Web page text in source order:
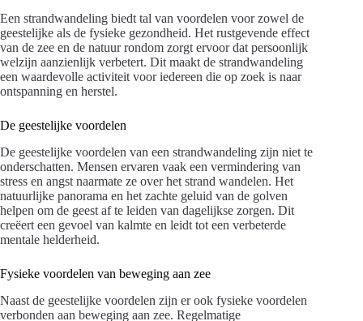
Een strandwandeling biedt tal van voordelen voor zowel de
geestelijke als de fysieke gezondheid. Het rustgevende effect
van de zee en de natuur rondom zorgt ervoor dat persoonlijk
welzijn aanzienlijk verbetert. Dit maakt de strandwandeling
een waardevolle activiteit voor iedereen die op zoek is naar
ontspanning en herstel.
De geestelijke voordelen
De geestelijke voordelen van een strandwandeling zijn niet te
onderschatten. Mensen ervaren vaak een vermindering van
stress en angst naarmate ze over het strand wandelen. Het
natuurlijke panorama en het zachte geluid van de golven
helpen om de geest af te leiden van dagelijkse zorgen. Dit
creëert een gevoel van kalmte en leidt tot een verbeterde
mentale helderheid.
Fysieke voordelen van beweging aan zee
Naast de geestelijke voordelen zijn er ook fysieke voordelen
verbonden aan beweging aan zee. Regelmatige